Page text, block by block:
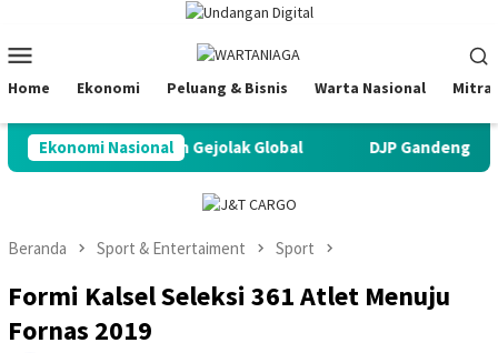
konten
Mobile
Home Ekonomi Peluang & Bisnis Warta Nasional Mitra
Ekonomi Nasional
di Tengah Gejolak Global DJP Gandeng
Beranda Sport & Entertaiment Sport
Formi Kalsel Seleksi 361 Atlet Menuju
Fornas 2019